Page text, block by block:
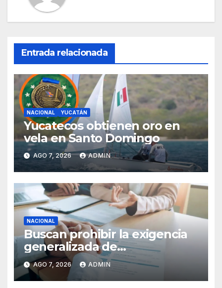
Entrada relacionada
NACIONAL YUCATÁN
Yucatecos obtienen oro en
vela en Santo Domingo
AGO 7, 2026 ADMIN
NACIONAL
Buscan prohibir la exigencia
generalizada de
antecedentes penales para
obtener empleo en México
AGO 7, 2026 ADMIN